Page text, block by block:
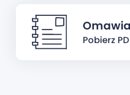
Pobierz